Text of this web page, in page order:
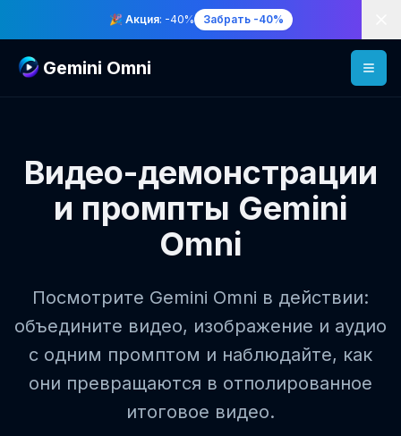
🎉 Акция: -40% Забрать -40%
Gemini Omni
Видео-демонстрации
и промпты Gemini
Omni
Посмотрите Gemini Omni в действии:
объедините видео, изображение и аудио
с одним промптом и наблюдайте, как
они превращаются в отполированное
итоговое видео.